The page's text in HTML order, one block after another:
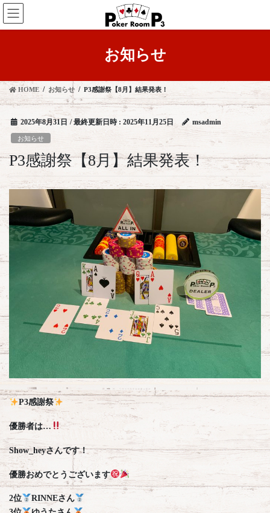
コ
ン
テ
ス
ッ
ナ
ビ
ゲ
ン
移
お知らせ
HOME お知らせ P3感謝祭【8月】結果発表！
2025年8月31日 / 最終更新日時 : 2025年11月25日 msadmin
お知らせ
P3感謝祭【8月】結果発表！
P3感謝祭
優勝者は…
Show_heyさんです！
優勝おめでとうございます
2位
RINNEさん